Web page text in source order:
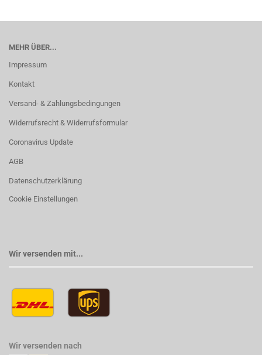
MEHR ÜBER...
Impressum
Kontakt
Versand- & Zahlungsbedingungen
Widerrufsrecht & Widerrufsformular
Coronavirus Update
AGB
Datenschutzerklärung
Cookie Einstellungen
Wir versenden mit...
Wir versenden nach